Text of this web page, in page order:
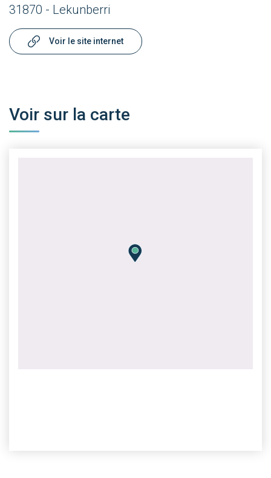
31870 - Lekunberri
Voir le site internet
Voir sur la carte